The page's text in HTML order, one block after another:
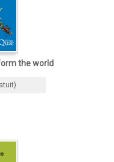
the world